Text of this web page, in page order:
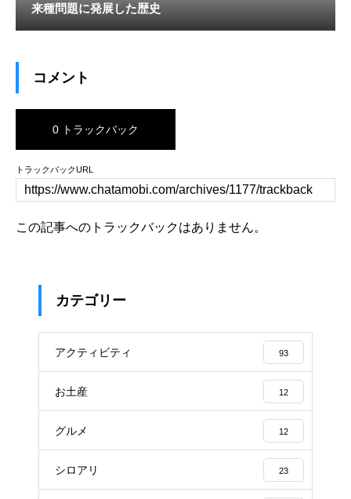
来種問題に発展した歴史
コメント
0 トラックバック
トラックバックURL
この記事へのトラックバックはありません。
カテゴリー
アクティビティ 93
お土産 12
グルメ 12
シロアリ 23